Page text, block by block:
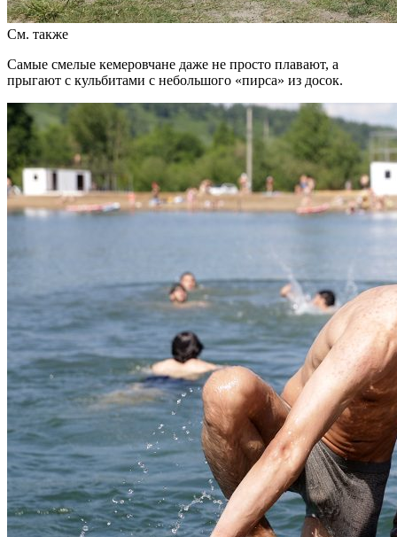
См. также
Самые смелые кемеровчане даже не просто плавают, а
прыгают с кульбитами с небольшого «пирса» из досок.